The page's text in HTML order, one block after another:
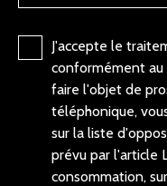
J'accepte le
conformément au
faire l'objet de
téléphonique,
sur la liste
prévu par l'article
consommation,